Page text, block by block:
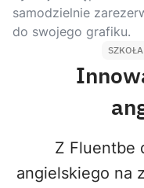
samodzielnie
do swojego grafiku.
Z Fluentbe
angielskiego na